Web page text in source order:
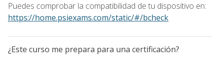
Puedes comprobar la compatibilidad de tu dispositivo en:
https://home.psiexams.com/static/#/bcheck
¿Este curso me prepara para una certificación?